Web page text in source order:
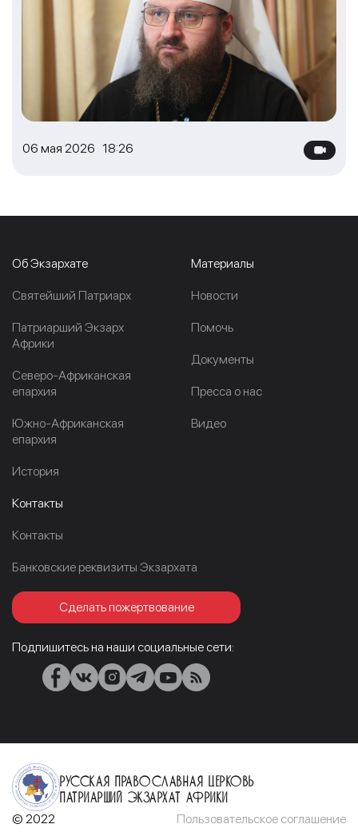
06 мая 2026 18:26
Об Экзархате
Cвятейший Патриарх
Патриарший Экзарх
Африки
Северо-Африканская
епархия
Южно-Африканская
епархия
История
Материалы
Новости
Помочь
Документы
Пресса о нас
Видео
Контакты
Контакты
Банковские реквизиты Экзархата
Сделать пожертвование
Подпишитесь на наши социальные сети:
Русская Православная Церковь
Патриарший Экзархат Африки
© 2022 Пользовательское соглашение